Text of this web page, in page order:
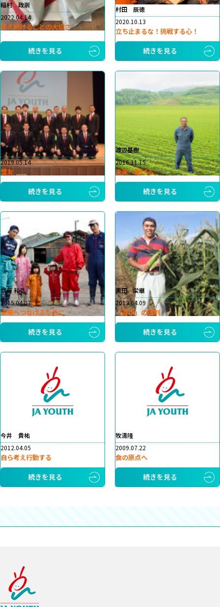
稲村 政崇
2022.04.14
伝え続けることの大切さ
続きを見る
村田 辰徳
2020.10.13
立ち止まるな！挑戦する心！
続きを見る
今野 邦仁
2019.05.14
盟友
続きを見る
渡辺基樹
2016.11.15
未来へ繋げる
続きを見る
齊藤 和弘
2015.04.07
未来へつなげるために
続きを見る
黒田 栄継
2013.04.09
「青年」の役割
続きを見る
今井 貴祐
2012.04.05
自ら考え行動する
続きを見る
牧清隆
2009.07.22
食の原点へ
続きを見る